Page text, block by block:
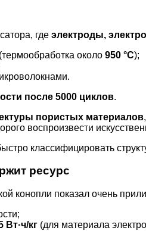
где электроды,
около 950 °C);
после 5000 циклов.
пористых материалов
воспроизвести
классифицировать
ресурс
конопли показал очень
Вт·ч/кг (для материала